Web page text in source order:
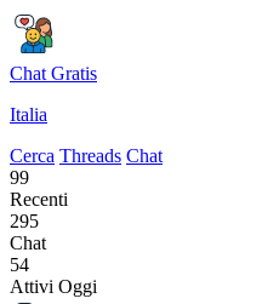
Chat Gratis
Italia
Cerca Threads Chat
99
Recenti
295
Chat
54
Attivi Oggi